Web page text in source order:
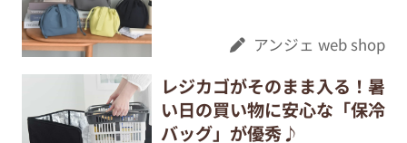
アンジェ web shop
レジカゴがそのまま入る！暑
い日の買い物に安心な「保冷
バッグ」が優秀♪